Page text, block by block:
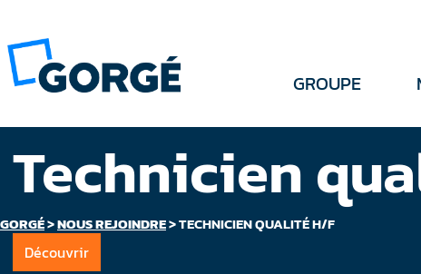
GROUPE
GORGÉ>NOUS REJOINDRE>TECHNICIEN QUALITÉ H/F
Technicien
Découvrir